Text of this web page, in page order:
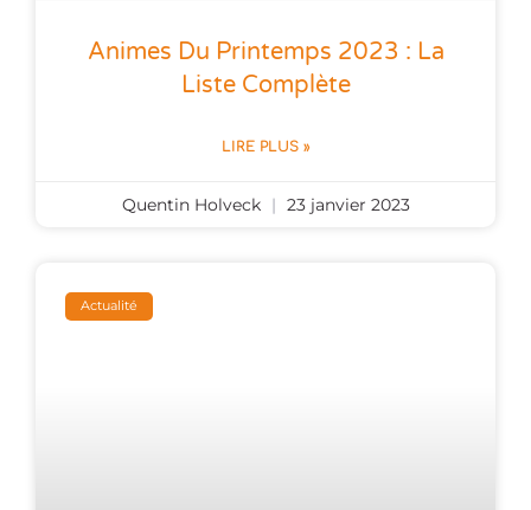
Animes Du Printemps 2023 : La
Liste Complète
LIRE PLUS »
Quentin Holveck 23 janvier 2023
Actualité